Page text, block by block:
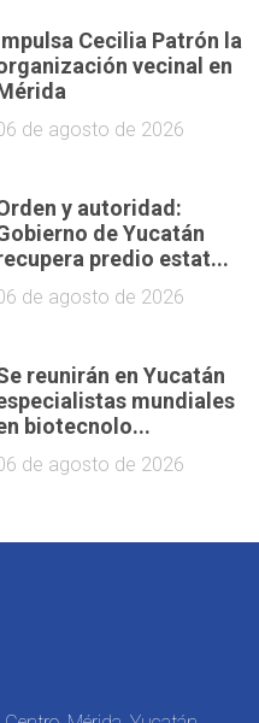
Cecilia Patrón la
vecinal en
de agosto de 2026
y autoridad:
de Yucatán
predio estat...
de agosto de 2026
reunirán en Yucatán
mundiales
biotecnolo...
de agosto de 2026